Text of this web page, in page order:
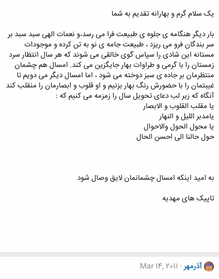
یک سلام گرم و بهارانه تقدیم به شما
بار دیگر هنگامه ی جلوه ی طبیعت فرا می رسد،و نعمات الهی سبد سبد بر
سر بندگان فرو می ریزد ، طبیعت جامه ی نو به تن کرده و موجودات
مستانه این شادی را سپاس گوی خالقی می شوند که هر سال انتظار سرد
زمستان را با گرمی و طراوات بهار جایگزین می کند. امسال هم چشمان
منتظرمان بر جاده ی سبز دوخته می شود ، اما امسال دیگر می دویم تا
غیبتمان را با حضورش رنگ بهار بزنیم و او قلوب و ابصارمان را منقلب کند
آنگاه که زیر لب دعای تحویل سال را زمزمه می کنیم که :
یا مقلب القلوب و الابصار
یامدبر اللیل و النهار
یا محول الحول والاحوال
حول حالنا الی احسن الحال
به امید اینکه امسال چشمانمان لایق وصال شود
تاپیک های مهدیه
آذرمهر Mar 14, 2011